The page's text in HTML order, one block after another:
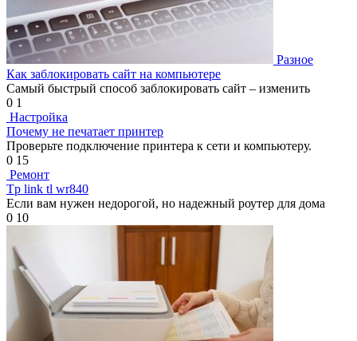
Разное
Как заблокировать сайт на компьютере
Самый быстрый способ заблокировать сайт – изменить
0 1
Настройка
Почему не печатает принтер
Проверьте подключение принтера к сети и компьютеру.
0 15
Ремонт
Tp link tl wr840
Если вам нужен недорогой, но надежный роутер для дома
0 10